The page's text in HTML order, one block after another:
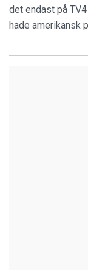
det endast på
hade amerikansk